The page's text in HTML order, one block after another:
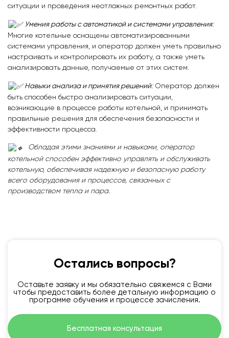
ситуации и проведения неотложных ремонтных работ.
Умения работы с автоматикой и системами управления:
Многие котельные оснащены автоматизированными
системами управления, и оператор должен уметь правильно
настраивать и контролировать их работу, а также уметь
анализировать данные, получаемые от этих систем.
Навыки анализа и принятия решений:Оператор должен
быть способен быстро анализировать ситуации,
возникающие в процессе работы котельной, и принимать
правильные решения для обеспечения безопасности и
эффективности процесса.
Обладая этими знаниями и навыками, оператор
котельной способен эффективно управлять и обслуживать
котельную, обеспечивая надежную и безопасную работу
всего оборудования и процессов, связанных с
производством тепла и пара.
Остались вопросы?
Оставьте заявку и мы обязательно свяжемся с Вами
чтобы предоставить более детальную информацию о
программе обучения и процессе зачисления.
Бесплатная консультация